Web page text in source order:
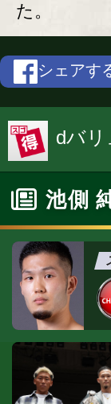
た。
シェアす
dバ
池側